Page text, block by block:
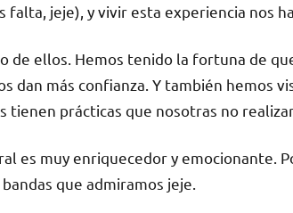
falta, jeje), y vivir esta experiencia nos
de ellos. Hemos tenido la fortuna de
dan más confianza. Y también hemos
tienen prácticas que nosotras no
es muy enriquecedor y emocionante.
que admiramos jeje.